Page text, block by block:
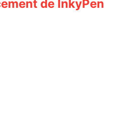
de InkyPen